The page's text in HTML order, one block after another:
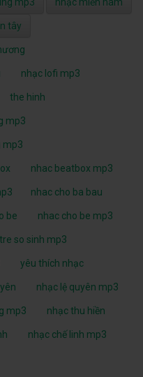
tây
nhạc lofi mp3
the hinh
mp3
mp3
nhac beatbox mp3
nhac cho ba bau
be nhac cho be mp3
so sinh mp3
yêu thích nhạc
nhạc lệ quyên mp3
mp3 nhạc thu hiền
nhạc chế linh mp3